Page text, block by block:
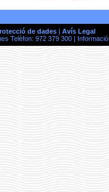
de dades| Avís Legal
Telèfon: 972 379 300 | Informació